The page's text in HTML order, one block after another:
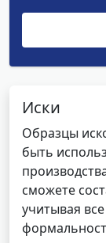
Иски
Образцы
быть
сможете
учитывая